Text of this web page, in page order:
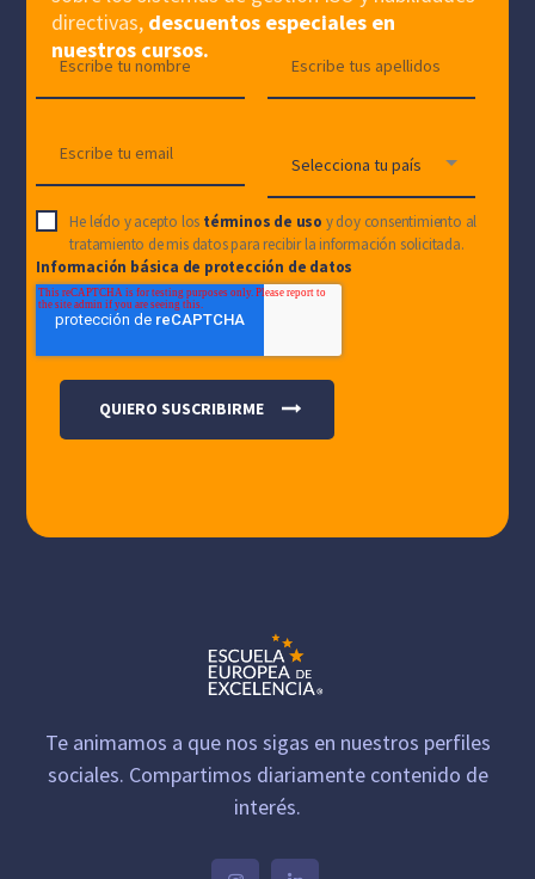
directivas, descuentos especiales en
nuestros cursos.
He leído y acepto los términos de uso y doy consentimiento al
tratamiento de mis datos para recibir la información solicitada.
Información básica de protección de datos
Te animamos a que nos sigas en nuestros perfiles
sociales. Compartimos diariamente contenido de
interés.